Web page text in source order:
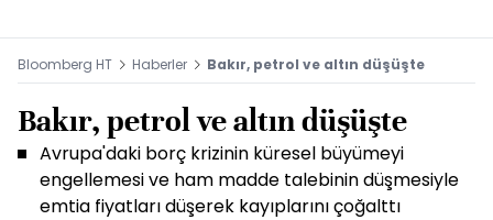
Bloomberg HT Haberler Bakır, petrol ve altın düşüşte
Bakır, petrol ve altın düşüşte
Avrupa'daki borç krizinin küresel büyümeyi
engellemesi ve ham madde talebinin düşmesiyle
emtia fiyatları düşerek kayıplarını çoğalttı